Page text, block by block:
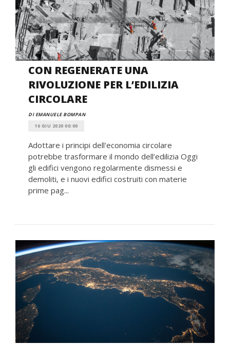
CON REGENERATE UNA
RIVOLUZIONE PER L’EDILIZIA
CIRCOLARE
DI EMANUELE BOMPAN
16 GIU 2020 00:00
Adottare i principi dell'economia circolare
potrebbe trasformare il mondo dell’edilizia Oggi
gli edifici vengono regolarmente dismessi e
demoliti, e i nuovi edifici costruiti con materie
prime pag...